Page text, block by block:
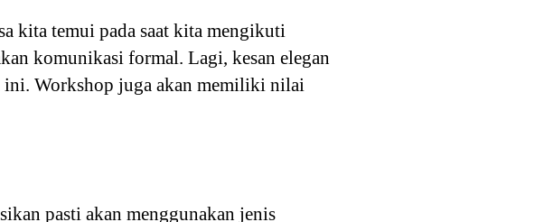
kita temui pada saat kita mengikuti
komunikasi formal. Lagi, kesan elegan
ini. Workshop juga akan memiliki nilai
pasti akan menggunakan jenis